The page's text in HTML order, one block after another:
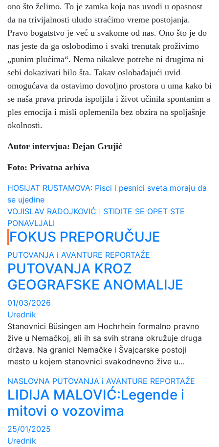
ono što želimo. To je zamka koja nas uvodi u opasnost
da na trivijalnosti uludo straćimo vreme postojanja.
Pravo bogatstvo je već u svakome od nas. Ono što je do
nas jeste da ga oslobodimo i svaki trenutak proživimo
„punim plućima“. Nema nikakve potrebe ni drugima ni
sebi dokazivati bilo šta. Takav oslobađajući uvid
omogućava da ostavimo dovoljno prostora u uma kako bi
se naša prava priroda ispoljila i život učinila spontanim a
ples emocija i misli oplemenila bez obzira na spoljašnje
okolnosti.
Autor intervjua: Dejan Grujić
Foto: Privatna arhiva
Navigacija
članaka
HOSIJAT RUSTAMOVA: Pisci i pesnici sveta moraju da
se ujedine
VOJISLAV RADOJKOVIĆ : STIDITE SE OPET STE
PONAVLJALI
FOKUS PREPORUČUJE
PUTOVANJA i AVANTURE REPORTAŽE
PUTOVANJA KROZ
GEOGRAFSKE ANOMALIJE
01/03/2026
Urednik
Stanovnici Büsingen am Hochrhein formalno pravno
žive u Nemačkoj, ali ih sa svih strana okružuje druga
država. Na granici Nemačke i Švajcarske postoji
mesto u kojem stanovnici svakodnevno žive u…
NASLOVNA PUTOVANJA i AVANTURE REPORTAŽE
LIDIJA MALOVIĆ:Legende i
mitovi o vozovima
25/01/2025
Urednik